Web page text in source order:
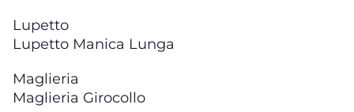
Lupetto
Lupetto Manica Lunga
Maglieria
Maglieria Girocollo